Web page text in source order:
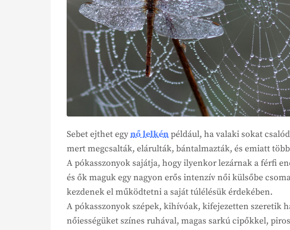
Sebet ejthet egynő lelkénpéldául, ha valaki sokat
mert megcsalták, elárulták, bántalmazták, és emiatt
A pókasszonyok sajátja, hogy ilyenkor lezárnak a férfi
és ők maguk egy nagyon erős intenzív női külsőbe
kezdenek el működtetni a saját túlélésük érdekében.
A pókasszonyok szépek, kihívóak, kifejezetten szeretik
nőiességüket színes ruhával, magas sarkú cipőkkel,